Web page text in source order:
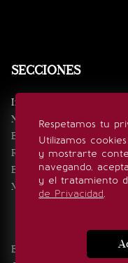
Respetamos tu
Utilizamos
y mostrarte
navegando,
y el tratamiento
de Privacidad.
SECCIONES
Inicio
Noticias
Eventos
Realeza
Estilo de vida
Minuto x Minuto
Edición Impresa